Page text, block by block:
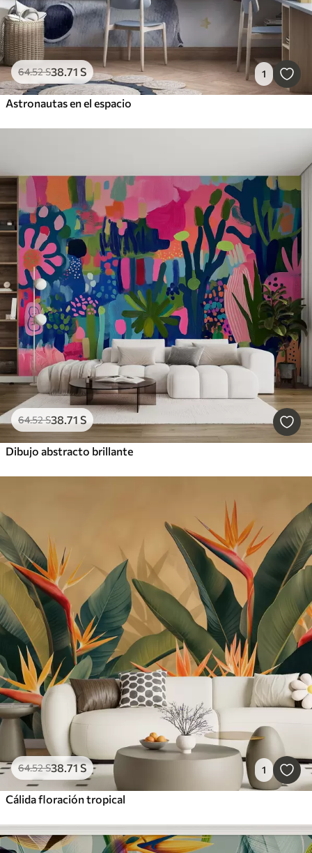
64.52S38.71 S 1
Astronautas en el espacio
64.52S38.71 S
Dibujo abstracto brillante
64.52S38.71S 1
Cálida floración tropical